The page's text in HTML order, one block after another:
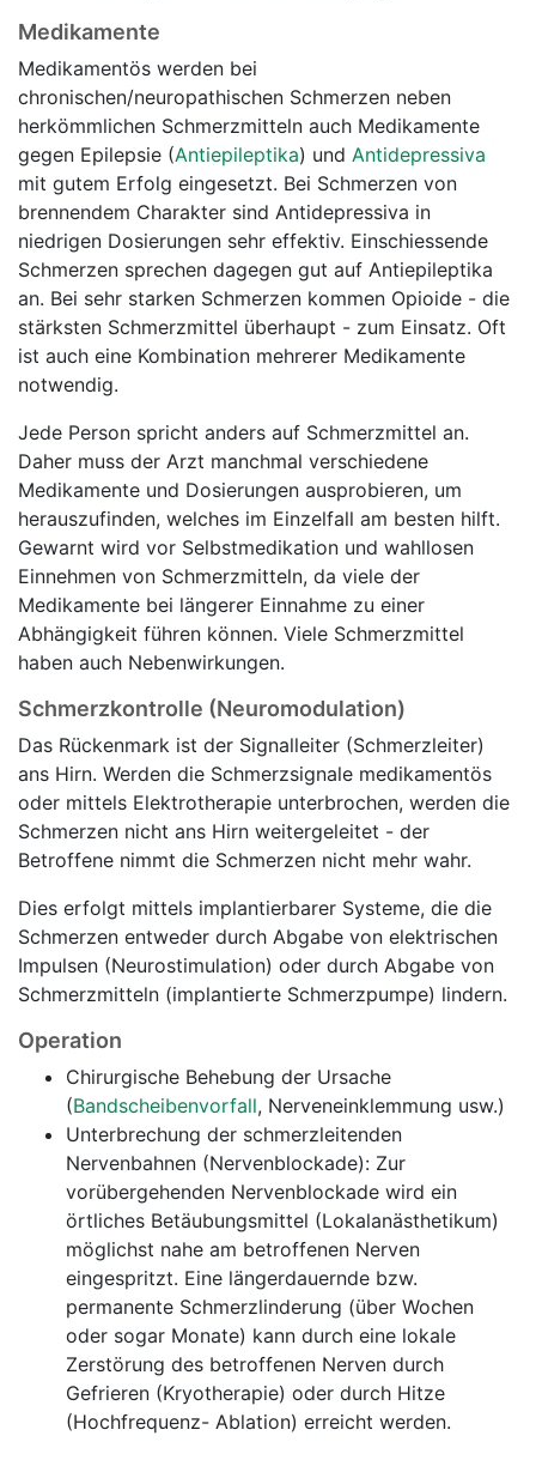
Medikamente
Medikamentös werden bei
chronischen/neuropathischen Schmerzen neben
herkömmlichen Schmerzmitteln auch Medikamente
gegen Epilepsie (Antiepileptika) und Antidepressiva
mit gutem Erfolg eingesetzt. Bei Schmerzen von
brennendem Charakter sind Antidepressiva in
niedrigen Dosierungen sehr effektiv. Einschiessende
Schmerzen sprechen dagegen gut auf Antiepileptika
an. Bei sehr starken Schmerzen kommen Opioide - die
stärksten Schmerzmittel überhaupt - zum Einsatz. Oft
ist auch eine Kombination mehrerer Medikamente
notwendig.
Jede Person spricht anders auf Schmerzmittel an.
Daher muss der Arzt manchmal verschiedene
Medikamente und Dosierungen ausprobieren, um
herauszufinden, welches im Einzelfall am besten hilft.
Gewarnt wird vor Selbstmedikation und wahllosen
Einnehmen von Schmerzmitteln, da viele der
Medikamente bei längerer Einnahme zu einer
Abhängigkeit führen können. Viele Schmerzmittel
haben auch Nebenwirkungen.
Schmerzkontrolle (Neuromodulation)
Das Rückenmark ist der Signalleiter (Schmerzleiter)
ans Hirn. Werden die Schmerzsignale medikamentös
oder mittels Elektrotherapie unterbrochen, werden die
Schmerzen nicht ans Hirn weitergeleitet - der
Betroffene nimmt die Schmerzen nicht mehr wahr.
Dies erfolgt mittels implantierbarer Systeme, die die
Schmerzen entweder durch Abgabe von elektrischen
Impulsen (Neurostimulation) oder durch Abgabe von
Schmerzmitteln (implantierte Schmerzpumpe) lindern.
Operation
Chirurgische Behebung der Ursache
(Bandscheibenvorfall, Nerveneinklemmung usw.)
Unterbrechung der schmerzleitenden
Nervenbahnen (Nervenblockade): Zur
vorübergehenden Nervenblockade wird ein
örtliches Betäubungsmittel (Lokalanästhetikum)
möglichst nahe am betroffenen Nerven
eingespritzt. Eine längerdauernde bzw.
permanente Schmerzlinderung (über Wochen
oder sogar Monate) kann durch eine lokale
Zerstörung des betroffenen Nerven durch
Gefrieren (Kryotherapie) oder durch Hitze
(Hochfrequenz- Ablation) erreicht werden.